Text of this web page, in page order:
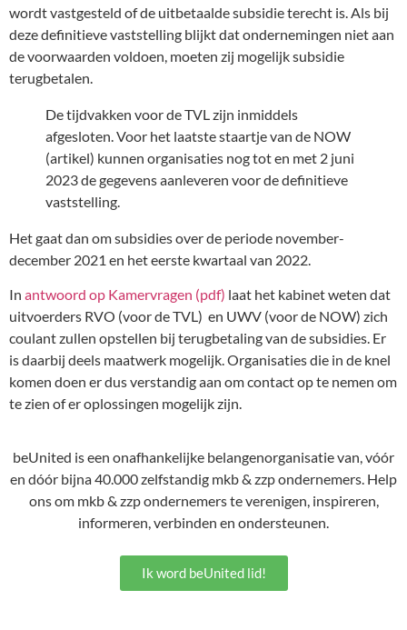
wordt vastgesteld of de uitbetaalde subsidie terecht is. Als bij
deze definitieve vaststelling blijkt dat ondernemingen niet aan
de voorwaarden voldoen, moeten zij mogelijk subsidie
terugbetalen.
De tijdvakken voor de TVL zijn inmiddels
afgesloten. Voor het laatste staartje van de NOW
(artikel) kunnen organisaties nog tot en met 2 juni
2023 de gegevens aanleveren voor de definitieve
vaststelling.
Het gaat dan om subsidies over de periode november-
december 2021 en het eerste kwartaal van 2022.
In antwoord op Kamervragen (pdf) laat het kabinet weten dat
uitvoerders RVO (voor de TVL) en UWV (voor de NOW) zich
coulant zullen opstellen bij terugbetaling van de subsidies. Er
is daarbij deels maatwerk mogelijk. Organisaties die in de knel
komen doen er dus verstandig aan om contact op te nemen om
te zien of er oplossingen mogelijk zijn.
beUnited is een onafhankelijke belangenorganisatie van, vóór
en dóór bijna 40.000 zelfstandig mkb & zzp ondernemers. Help
ons om mkb & zzp ondernemers te verenigen, inspireren,
informeren, verbinden en ondersteunen.
Ik word beUnited lid!